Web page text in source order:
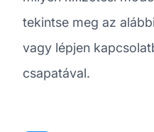
tekintse meg az
vagy lépjen
csapatával.